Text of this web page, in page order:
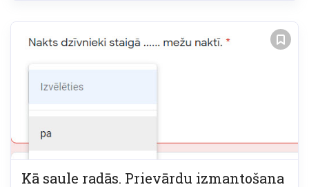
Kā saule radās. Prievārdu izmantošana